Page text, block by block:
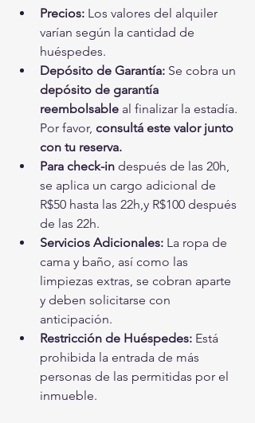
Precios: Los valores del alquiler
varían según la cantidad de
huéspedes.
Depósito de Garantía: Se cobra un
depósito de garantía
reembolsable al finalizar la estadía.
Por favor, consultá este valor junto
con tu reserva.
Para check-in después de las 20h,
se aplica un cargo adicional de
R$50 hasta las 22h,y R$100 después
de las 22h.
Servicios Adicionales: La ropa de
cama y baño, así como las
limpiezas extras, se cobran aparte
y deben solicitarse con
anticipación.
Restricción de Huéspedes: Está
prohibida la entrada de más
personas de las permitidas por el
inmueble.